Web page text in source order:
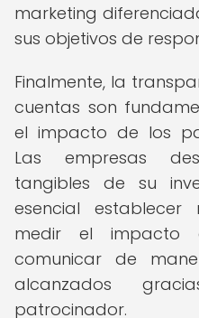
marketing
sus objetivos de
Finalmente, la
cuentas son
el impacto de los
Las empresas
tangibles de su
esencial
medir el impacto
comunicar de
alcanzados
patrocinador.